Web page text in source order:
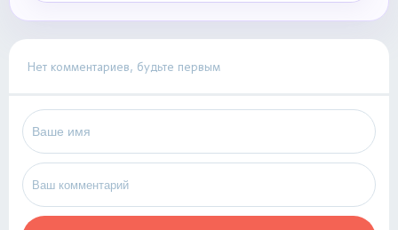
Нет комментариев, будьте первым